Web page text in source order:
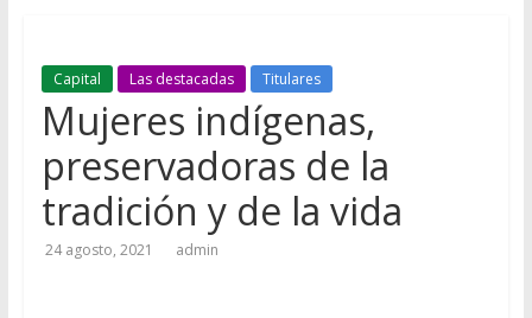
Capital Las destacadas Titulares
Mujeres indígenas,
preservadoras de la
tradición y de la vida
24 agosto, 2021 admin